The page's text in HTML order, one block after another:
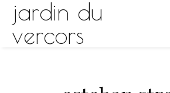
jardin du
vercors